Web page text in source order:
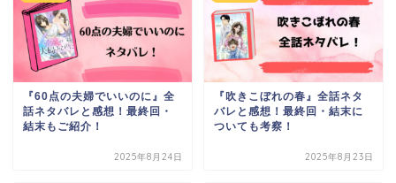
『60点の夫婦でいいのに』全
話ネタバレと感想！最終回・
結末もご紹介！
2025年8月24日
『吹きこぼれの春』全話ネタ
バレと感想！最終回・結末に
ついても考察！
2025年8月23日